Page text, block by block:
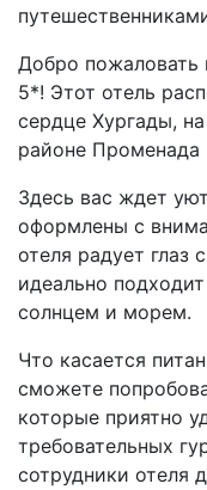
Добро пожаловать
5*! Этот отель
сердце Хургады,
районе
Здесь вас ждет
оформлены с
отеля радует глаз
идеально
солнцем и морем.
Что касается
сможете
которые приятно
требовательных
сотрудники отеля